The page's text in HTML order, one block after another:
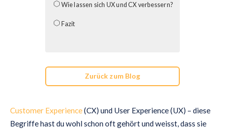
Wie lassen sich UX und CX verbessern?
Fazit
Zurück zum Blog
Customer Experience(CX) und User Experience (UX) – diese
Begriffe hast du wohl schon oft gehört und weisst, dass sie